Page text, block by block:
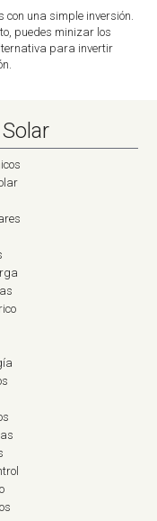
con una simple inversión.
puedes minizar los
para invertir